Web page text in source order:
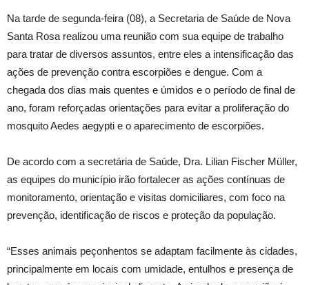
Na tarde de segunda-feira (08), a Secretaria de Saúde de Nova
Santa Rosa realizou uma reunião com sua equipe de trabalho
para tratar de diversos assuntos, entre eles a intensificação das
ações de prevenção contra escorpiões e dengue. Com a
chegada dos dias mais quentes e úmidos e o período de final de
ano, foram reforçadas orientações para evitar a proliferação do
mosquito Aedes aegypti e o aparecimento de escorpiões.
De acordo com a secretária de Saúde, Dra. Lilian Fischer Müller,
as equipes do município irão fortalecer as ações contínuas de
monitoramento, orientação e visitas domiciliares, com foco na
prevenção, identificação de riscos e proteção da população.
“Esses animais peçonhentos se adaptam facilmente às cidades,
principalmente em locais com umidade, entulhos e presença de